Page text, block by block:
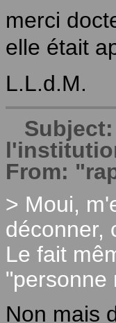
merci
elle était
L.L.d.M.
From:
> Moui,
déconner,
Le fait
"personne
Non mais